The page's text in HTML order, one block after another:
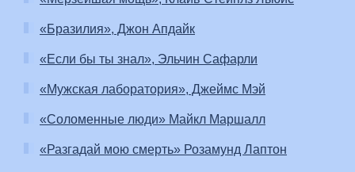
«Бразилия», Джон Апдайк
«Если бы ты знал», Эльчин Сафарли
«Мужская лаборатория», Джеймс Мэй
«Соломенные люди» Майкл Маршалл
«Разгадай мою смерть» Розамунд Лаптон